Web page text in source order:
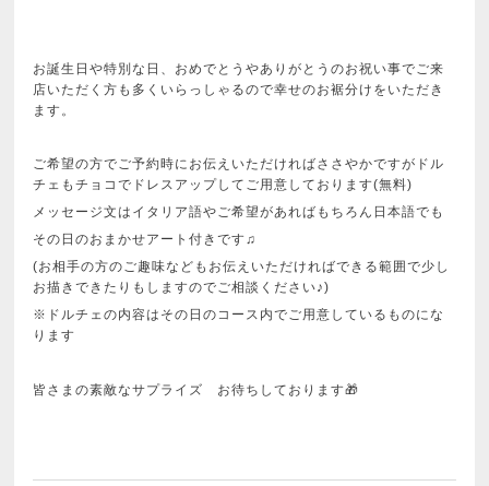
お誕生日や特別な日、おめでとうやありがとうのお祝い事でご来
店いただく方も多くいらっしゃるので幸せのお裾分けをいただき
ます。
ご希望の方でご予約時にお伝えいただければささやかですがドル
チェもチョコでドレスアップしてご用意しております(無料)
メッセージ文はイタリア語やご希望があればもちろん日本語でも
その日のおまかせアート付きです♫
(お相手の方のご趣味などもお伝えいただければできる範囲で少し
お描きできたりもしますのでご相談ください♪)
※ドルチェの内容はその日のコース内でご用意しているものにな
ります
皆さまの素敵なサプライズ お待ちしております🎁